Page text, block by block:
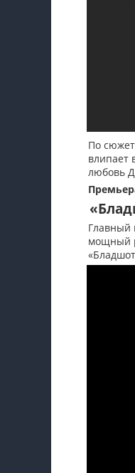
По
влипает
любовь
Главный
мощный